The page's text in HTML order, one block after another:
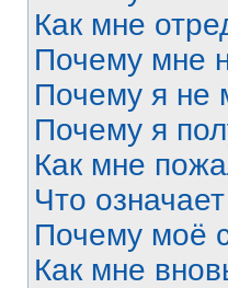
Как мне
Почему мне
Почему я не
Почему я
Как мне
Что
Почему моё
Как мне